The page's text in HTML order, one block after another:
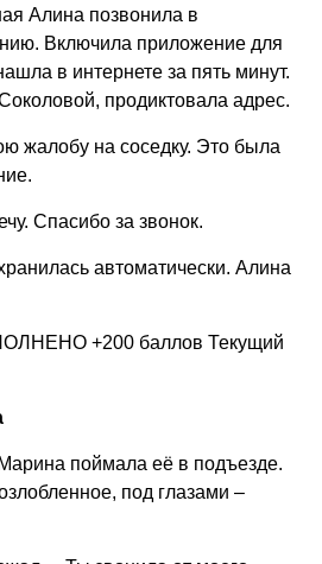
Алина позвонила в
Включила приложение для
в интернете за пять минут.
продиктовала адрес.
жалобу на соседку. Это была
Спасибо за звонок.
автоматически. Алина
+200 баллов Текущий
поймала её в подъезде.
под глазами –